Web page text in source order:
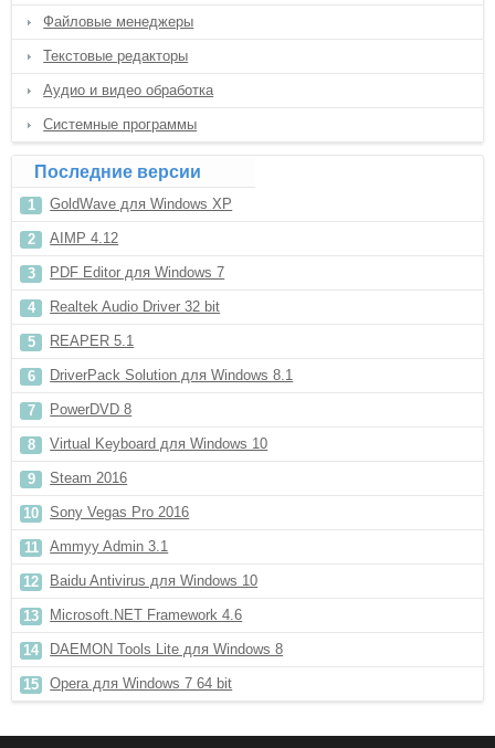
Файловые менеджеры
Текстовые редакторы
Аудио и видео обработка
Системные программы
Последние версии
GoldWave для Windows XP
AIMP 4.12
PDF Editor для Windows 7
Realtek Audio Driver 32 bit
REAPER 5.1
DriverPack Solution для Windows 8.1
PowerDVD 8
Virtual Keyboard для Windows 10
Steam 2016
Sony Vegas Pro 2016
Ammyy Admin 3.1
Baidu Antivirus для Windows 10
Microsoft.NET Framework 4.6
DAEMON Tools Lite для Windows 8
Opera для Windows 7 64 bit